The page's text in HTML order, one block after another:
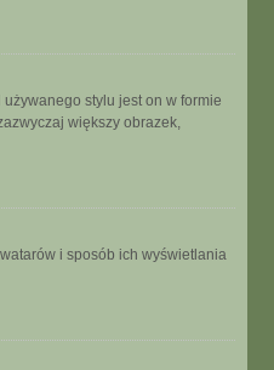
stylu jest on w formie
większy obrazek,
i sposób ich wyświetlania